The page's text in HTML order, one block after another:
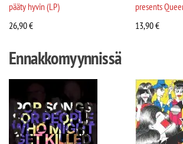
pääty hyvin (LP)
26,90€
presents
13,90€
Ennakkomyynnissä